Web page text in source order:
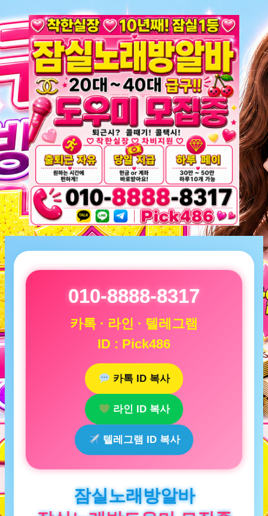
010-8888-8317
카톡 · 라인 · 텔레그램
ID : Pick486
카톡 ID 복사
라인 ID 복사
텔레그램 ID 복사
잠실노래방알바